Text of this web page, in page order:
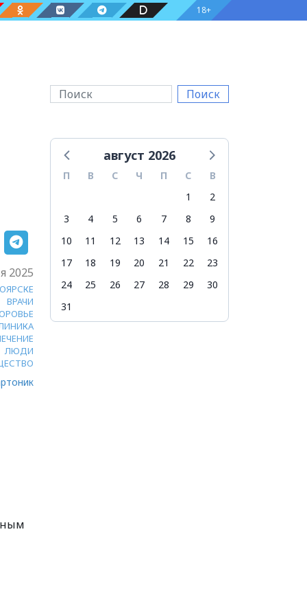
18+
Поиск
2025
ВРАЧИ
ЛЮДИ
август 2026
П В С Ч П С
В
1
2
3
4 5 6 7 8
9
10
11 12 13 14 15
16
17
18 19 20 21 22
23
24
25 26 27 28 29
30
31